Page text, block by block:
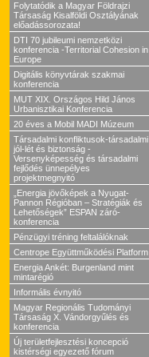
Folytatódik a Magyar Földrajzi
Társaság Kisalföldi Osztályának
előadássorozata!
DTI 70 jubileumi nemzetközi
konferencia -Territorial Cohesion in
Europe
Digitális könyvtárak szakmai
konferencia
MUT XIX. Országos Hild János
Urbanisztikai Konferencia
20 éves a Mobil MADI Múzeum
Társadalmi konfliktusok-társadalmi
jól-lét és biztonság -
Versenyképesség és társadalmi
fejlődés ünnepélyes
projektmegnyitó
„Energia jövőképek a Nyugat-
Pannon Régióban – Stratégiák és
Lehetőségek” ESPAN záró-
konferencia
Pénzügyi tréning feltalálóknak
Centrope Együttműködési Platform
Energia Ankét: Burgenland mint
mintarégió
Informális évnyitó
Magyar Regionális Tudományi
Társaság X. Vándorgyűlés és
konferencia
Új területfejlesztési koncepció
kistérségi egyezető fórum